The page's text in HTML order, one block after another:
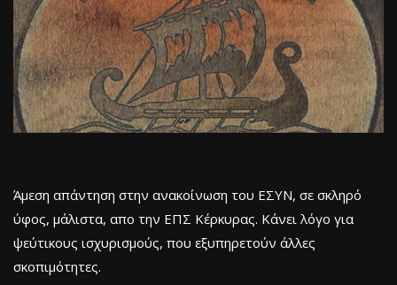
Άμεση απάντηση στην ανακοίνωση του ΕΣΥΝ, σε σκληρό
ύφος, μάλιστα, απο την ΕΠΣ Κέρκυρας. Κάνει λόγο για
ψεύτικους ισχυρισμούς, που εξυπηρετούν άλλες
σκοπιμότητες.